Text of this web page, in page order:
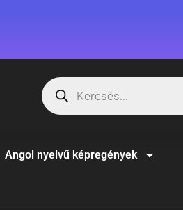
Angol nyelvű képregények